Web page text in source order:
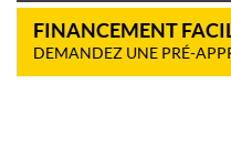
FINANCEMENT
DEMANDEZ UNE PRÉ-